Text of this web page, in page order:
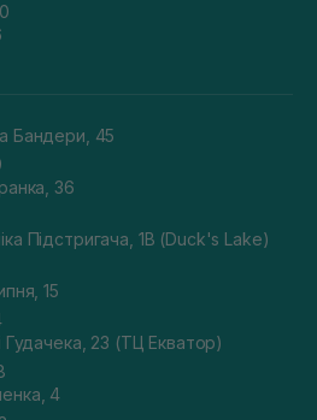
Бандери, 45
36
Підстригача, 1В (Duck's Lake)
15
Гудачека, 23 (ТЦ Екватор)
4